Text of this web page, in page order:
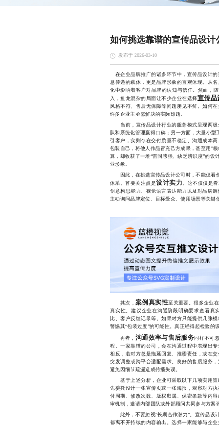
如何挑选靠谱的宣传品设计
发布于 2026-03-10
在企业品牌推广的诸多环节中，宣传品设计
息传递的载体，更是品牌形象的直观体现。从
化中影响着客户对品牌的认知与信任。然而，
入，鱼龙混杂的局面让不少企业在选择宣传品
风格不符、售后无保障等问题屡见不鲜。如何
许多企业主亟需解决的实际难题。
当前，宣传品设计行业的服务模式呈现两极
队和系统化管理赢得口碑；另一方面，大量小型
引客户，实则存在交付质量不稳定、沟通成本
包装自己，将他人作品冒充己方成果，甚至用“
算，却收获了一堆“雷同感强、缺乏辨识度”的
业形象。
因此，在挑选宣传品设计公司时，不能仅看
体系。首要关注点是设计实力。这不仅仅是
创意构思能力、视觉语言表达能力以及对品牌
主动询问品牌定位、目标受众、使用场景等关键
其次，案例真实性至关重要。很多企业
真实性。建议企业在沟通阶段明确要求查看真
比、客户反馈记录等。如果对方只能提供几张
警惕其“包装过度”的可能性。真正经得起检验的
再者， 沟通效率与售后服务同样不可
程。一家靠谱的公司，会在沟通过程中表现出
相反，若对方总是拖延回复、推诿责任，或在
突发调整或跨平台适配需求。良好的售后服务
避免因细节疏漏造成传播失误。
基于上述分析，企业可采取以下几项实用策
先委托设计一张宣传页或一张海报，观察对方
付周期、修改次数、版权归属、保密条款等内
审机制，邀请内部团队或外部顾问共同参与方案
此外，不要忽视“长期合作潜力”。宣传品设
都离不开持续的内容输出。选择一家能够与企